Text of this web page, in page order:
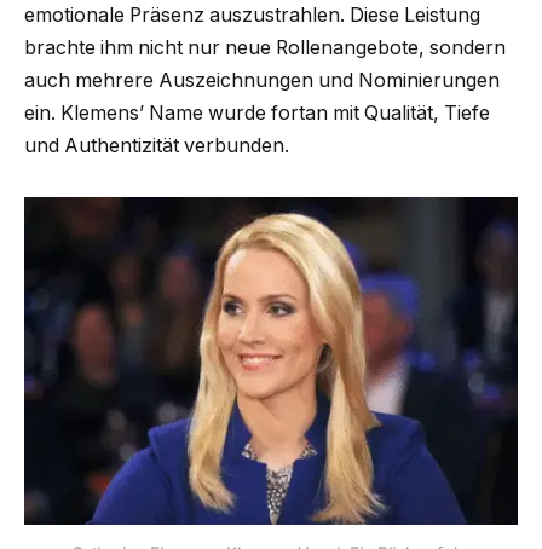
emotionale Präsenz auszustrahlen. Diese Leistung
brachte ihm nicht nur neue Rollenangebote, sondern
auch mehrere Auszeichnungen und Nominierungen
ein. Klemens’ Name wurde fortan mit Qualität, Tiefe
und Authentizität verbunden.